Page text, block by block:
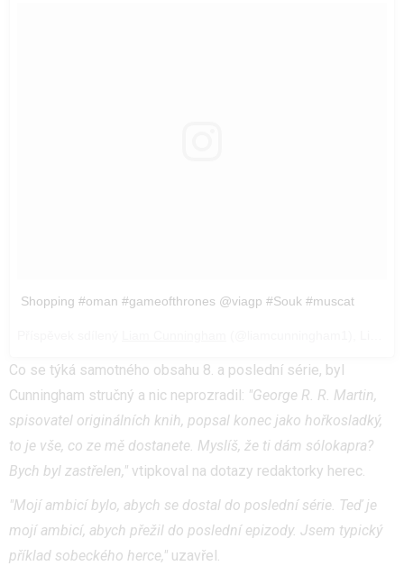
Shopping #oman #gameofthrones @viagp #Souk #muscat
Co se týká samotného obsahu 8. a poslední série, byl
Cunningham stručný a nic neprozradil: "George R. R. Martin,
spisovatel originálních knih, popsal konec jako hořkosladký,
to je vše, co ze mě dostanete. Myslíš, že ti dám sólokapra?
Bych byl zastřelen," vtipkoval na dotazy redaktorky herec.
"Mojí ambicí bylo, abych se dostal do poslední série. Teď je
mojí ambicí, abych přežil do poslední epizody. Jsem typický
příklad sobeckého herce," uzavřel.